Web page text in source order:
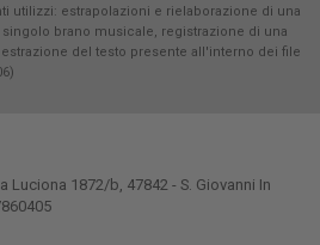
utilizzi: estrapolazioni e rielaborazione di una
brano musicale, registrazione di una
del testo presente all'interno dei file
Luciona 1872/b, 47842 - S. Giovanni In